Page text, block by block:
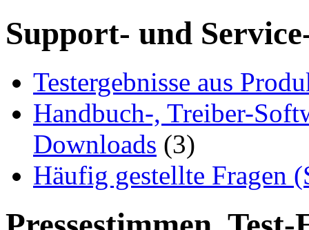
Support- und
Testergebnisse aus
Handbuch-, Treiber-
Downloads (3)
Häufig gestellte Fragen